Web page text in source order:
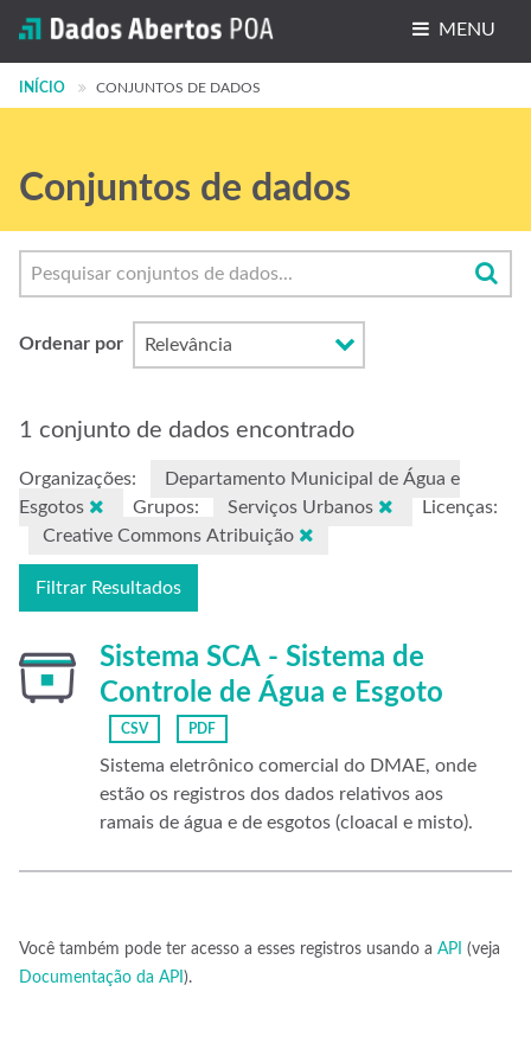
MENU
Conjuntos de dados
Grupos
Sobre
INÍCIO CONJUNTOS DE DADOS
Conjuntos de dados
Ordenar por
1 conjunto de dados encontrado
Organizações:
Departamento Municipal de Água e
Esgotos
Grupos: Serviços Urbanos
Licenças:
Creative Commons Atribuição
Filtrar Resultados
Sistema SCA - Sistema de
Controle de Água e Esgoto
CSV PDF
Sistema eletrônico comercial do DMAE, onde
estão os registros dos dados relativos aos
ramais de água e de esgotos (cloacal e misto).
Você também pode ter acesso a esses registros usando a API (veja
Documentação da API ).